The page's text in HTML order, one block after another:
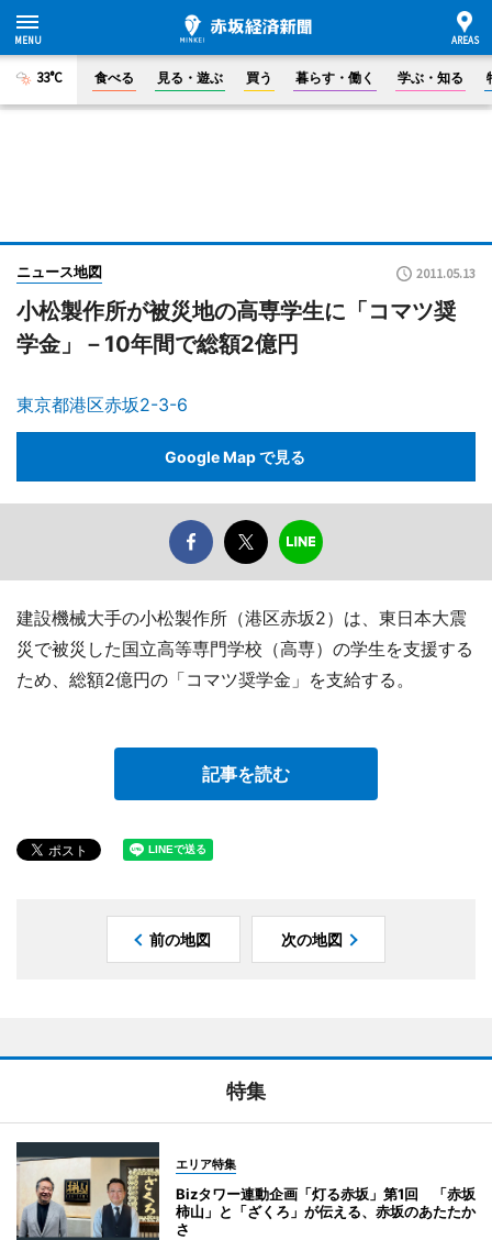
33°C 食べる 見る・遊ぶ 買う 暮らす・働く 学ぶ・知る
ニュース地図 2011.05.13
小松製作所が被災地の高専学生に「コマツ奨
学金」－10年間で総額2億円
東京都港区赤坂2-3-6
Google Map で見る
建設機械大手の小松製作所（港区赤坂2）は、東日本大震
災で被災した国立高等専門学校（高専）の学生を支援する
ため、総額2億円の「コマツ奨学金」を支給する。
記事を読む
前の地図 次の地図
特集
エリア特集
Bizタワー連動企画「灯る赤坂」第1回 「赤坂
柿山」と「ざくろ」が伝える、赤坂のあたたか
さ